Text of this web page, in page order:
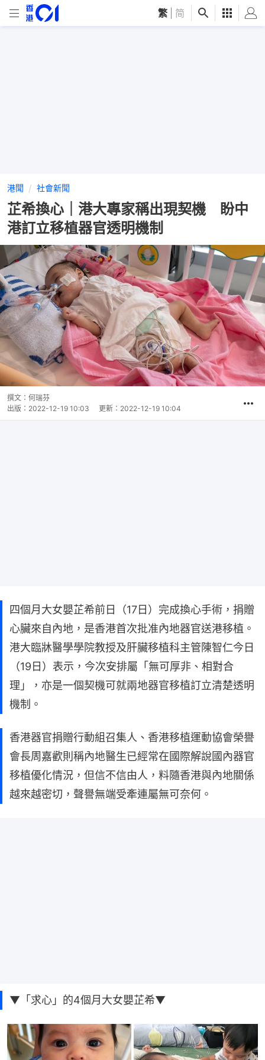
繁 简
港聞 社會新聞
芷希換心｜港大專家稱出現契機 盼中
港訂立移植器官透明機制
撰文： 何瑞芬
出版： 2022-12-19 10:03 更新： 2022-12-19 10:04
四個月大女嬰芷希前日（17日）完成換心手術，捐贈
心臟來自內地，是香港首次批准內地器官送港移植。
港大臨牀醫學學院教授及肝臟移植科主管陳智仁今日
（19日）表示，今次安排屬「無可厚非、相對合
理」，亦是一個契機可就兩地器官移植訂立清楚透明
機制。
香港器官捐贈行動組召集人、香港移植運動協會榮譽
會長周嘉歡則稱內地醫生已經常在國際解說國內器官
移植優化情況，但信不信由人，料隨香港與內地關係
越來越密切，聲譽無端受牽連屬無可奈何。
▼「求心」的4個月大女嬰芷希▼